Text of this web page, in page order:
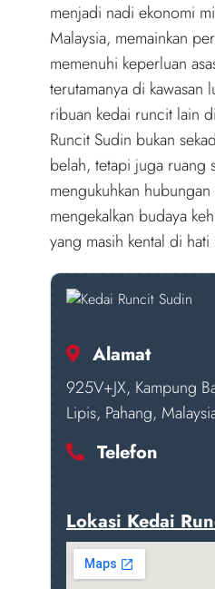
menjadi nadi ekonomi
Malaysia, memainkan
memenuhi keperluan
terutamanya di kawasan
ribuan kedai runcit lain
Runcit Sudin bukan
belah, tetapi juga ruang
mengukuhkan
mengekalkan budaya
yang masih kental di hati
Alamat
925V+JX, Kampung
Lipis, Pahang,
Telefon
Lokasi Kedai